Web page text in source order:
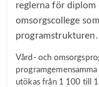
reglerna för
omsorgscollege
programstrukturen.
Vård- och
utökas från 1 100 till